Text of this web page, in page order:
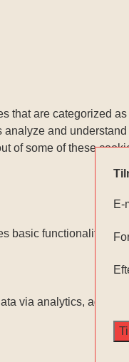
that are categorized
and
of some of these
functionalities
via analytics, ads,
E-